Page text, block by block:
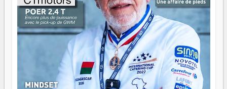
Il faut juste s'assurer que tout le monde rame dans le
même sens.